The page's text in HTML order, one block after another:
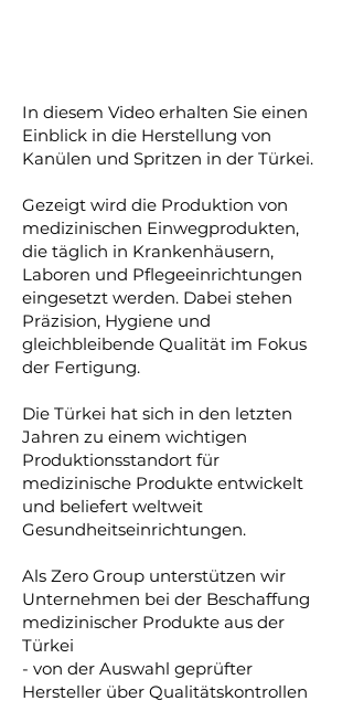
In diesem Video erhalten Sie einen
Einblick in die Herstellung von
Kanülen und Spritzen in der Türkei.
Gezeigt wird die Produktion von
medizinischen Einwegprodukten,
die täglich in Krankenhäusern,
Laboren und Pflegeeinrichtungen
eingesetzt werden. Dabei stehen
Präzision, Hygiene und
gleichbleibende Qualität im Fokus
der Fertigung.
Die Türkei hat sich in den letzten
Jahren zu einem wichtigen
Produktionsstandort für
medizinische Produkte entwickelt
und beliefert weltweit
Gesundheitseinrichtungen.
Als Zero Group unterstützen wir
Unternehmen bei der Beschaffung
medizinischer Produkte aus der
Türkei
- von der Auswahl geprüfter
Hersteller über Qualitätskontrollen